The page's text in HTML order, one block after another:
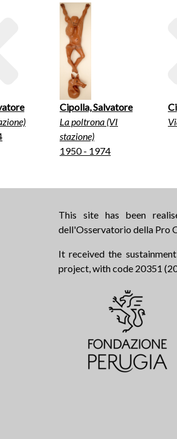
Cipolla, Salvatore
La poltrona (VI
stazione)
1950 - 1974
This site has been
dell'Osservatorio della Pro
It received the
project, with code 20351